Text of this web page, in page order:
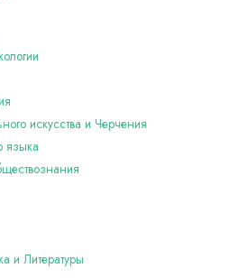
искусства и Черчения
языка
и Литературы